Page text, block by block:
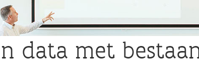
data met